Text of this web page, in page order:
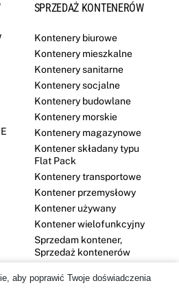
SPRZEDAŻ KONTENERÓW
Kontenery biurowe
Kontenery mieszkalne
Kontenery sanitarne
Kontenery socjalne
Kontenery budowlane
Kontenery morskie
Kontenery magazynowe
Kontener składany typu
Flat Pack
Kontenery transportowe
Kontener przemysłowy
Kontener używany
Kontener wielofunkcyjny
Sprzedam kontener,
Sprzedaż kontenerów
aby poprawić Twoje doświadczenia